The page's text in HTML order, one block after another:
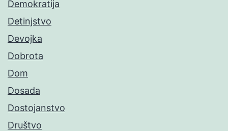
Demokratija
Detinjstvo
Devojka
Dobrota
Dom
Dosada
Dostojanstvo
Društvo